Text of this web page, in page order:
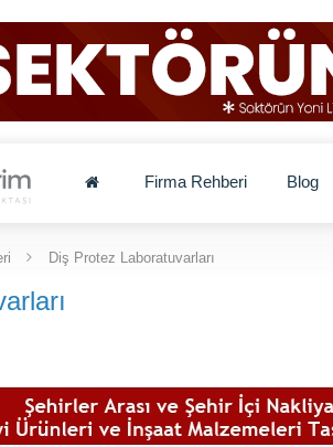
Firma Rehberi Blog
Diş Protez Laboratuvarları